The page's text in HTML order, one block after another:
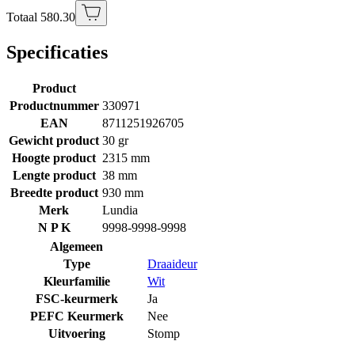
Totaal 580.30
Specificaties
Product
Productnummer 330971
EAN
8711251926705
Gewicht product 30 gr
Hoogte product 2315 mm
Lengte product 38 mm
Breedte product 930 mm
Merk
Lundia
N P K
9998-9998-9998
Algemeen
Type
Draaideur
Kleurfamilie
Wit
FSC-keurmerk
Ja
PEFC Keurmerk
Nee
Uitvoering
Stomp